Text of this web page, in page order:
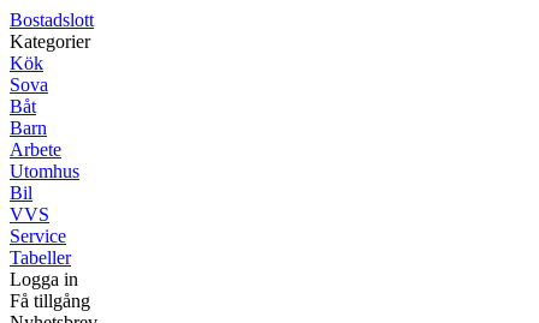
Bostadslott
Kategorier
Kök
Sova
Båt
Barn
Arbete
Utomhus
Bil
VVS
Service
Tabeller
Logga in
Få tillgång